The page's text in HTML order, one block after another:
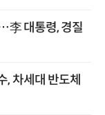
李 대통령, 경질
차세대 반도체